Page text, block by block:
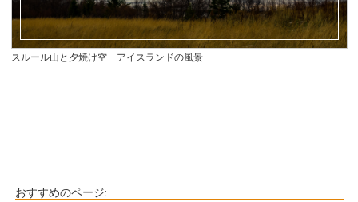
スルール山と夕焼け空 アイスランドの風景
おすすめのページ: